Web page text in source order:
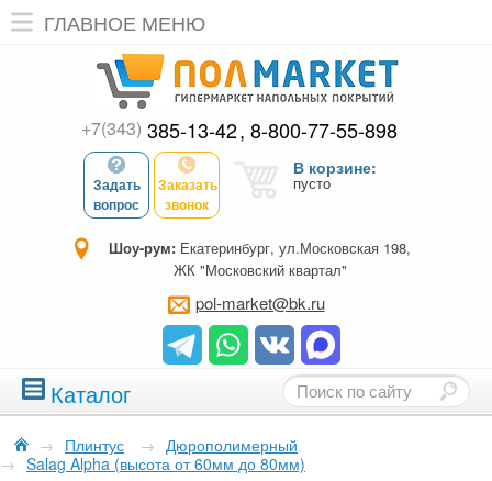
ГЛАВНОЕ МЕНЮ
+7(343) 385-13-42 8-800-77-55-898
Задать
вопрос
Заказать
звонок
В корзине:
пусто
Шоу-рум: Екатеринбург, ул.Московская 198,
ЖК "Московский квартал"
pol-market@bk.ru
Каталог
→ Плинтус → Дюрополимерный
→ Salag Alpha (высота от 60мм до 80мм)